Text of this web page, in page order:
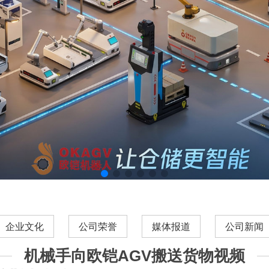
企业文化 公司荣誉 媒体报道 公司新闻
机械手向欧铠AGV搬送货物视频